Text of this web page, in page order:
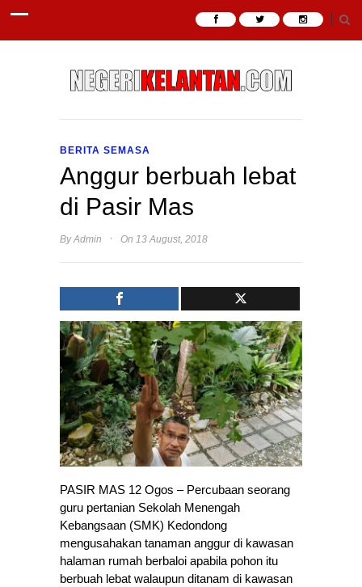
BERITA SEMASA
Anggur berbuah lebat
di Pasir Mas
ByAdmin · On 13 August, 2018
PASIR MAS 12 Ogos – Percubaan seorang
guru pertanian Sekolah Menengah
Kebangsaan (SMK) Kedondong
mengusahakan tanaman anggur di kawasan
halaman rumah berbaloi apabila pohon itu
berbuah lebat walaupun ditanam di kawasan